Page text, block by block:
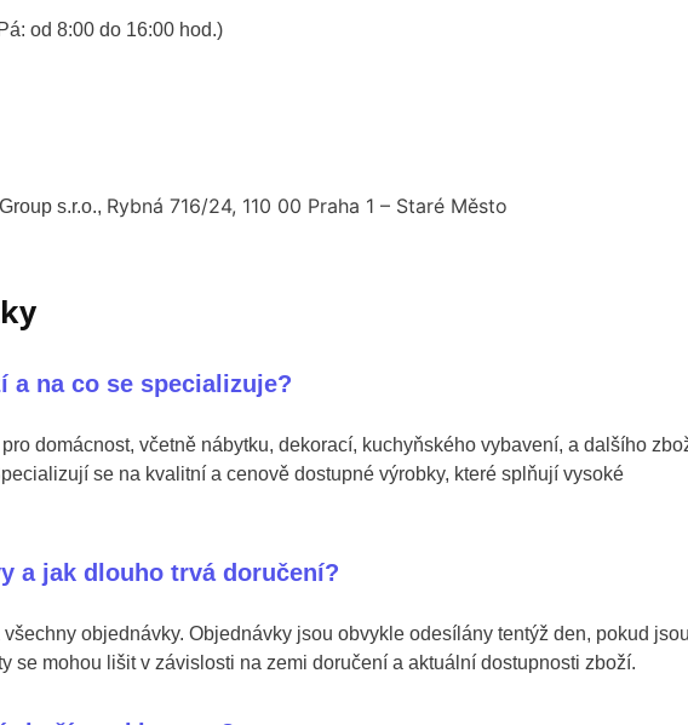
od 8:00 do 16:00 hod.)
s.r.o., Rybná 716/24, 110 00 Praha 1 – Staré Město
a na co se specializuje?
domácnost, včetně nábytku, dekorací, kuchyňského vybavení, a dalšího
se na kvalitní a cenově dostupné výrobky, které splňují vysoké
a jak dlouho trvá doručení?
objednávky. Objednávky jsou obvykle odesílány tentýž den, pokud
se mohou lišit v závislosti na zemi doručení a aktuální dostupnosti zboží.